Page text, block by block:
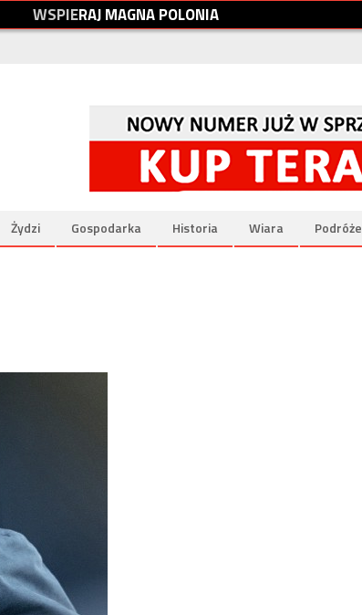
WSPIERAJMAGNAPOLONIA
Żydzi Gospodarka Historia Wiara Podróże